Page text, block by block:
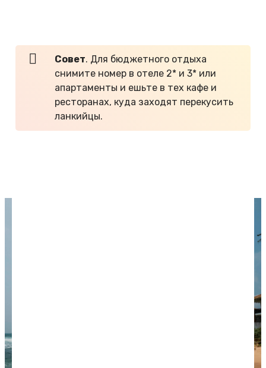
Совет. Для бюджетного отдыха
снимите номер в отеле 2* и 3* или
апартаменты и ешьте в тех кафе и
ресторанах, куда заходят перекусить
ланкийцы.